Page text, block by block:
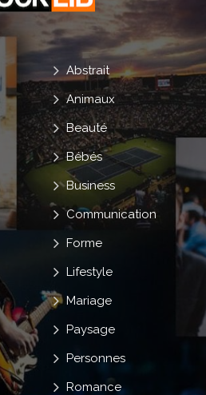
Abstrait
Animaux
Beauté
Bébés
Business
Communication
Forme
Lifestyle
Mariage
Paysage
Personnes
Romance